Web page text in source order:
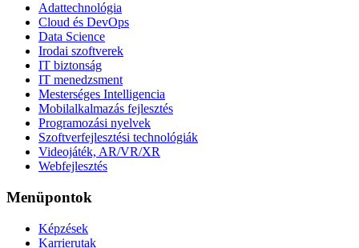
Adattechnológia
Cloud és DevOps
Data Science
Irodai szoftverek
IT biztonság
IT menedzsment
Mesterséges Intelligencia
Mobilalkalmazás fejlesztés
Programozási nyelvek
Szoftverfejlesztési technológiák
Videojáték, AR/VR/XR
Webfejlesztés
Menüpontok
Képzések
Karrierutak